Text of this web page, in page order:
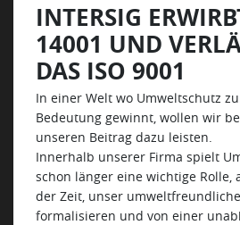
ZERTIFIKATE
NACHHALTIGKEIT
NEWS
INTERSIG
14001 UND
DAS ISO 9001
In einer Welt wo Umweltschutz
Bedeutung gewinnt, wollen wir
unseren Beitrag dazu leisten.
Innerhalb unserer Firma spielt
schon länger eine wichtige Rolle,
der Zeit, unser
formalisieren und von einer